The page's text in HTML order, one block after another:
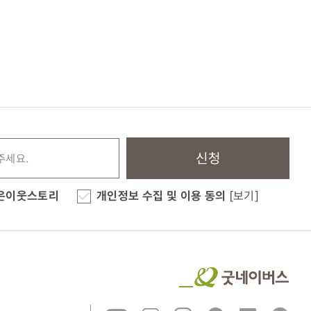
신청
이웃스토리 개인정보 수집 및 이용 동의 [보기]